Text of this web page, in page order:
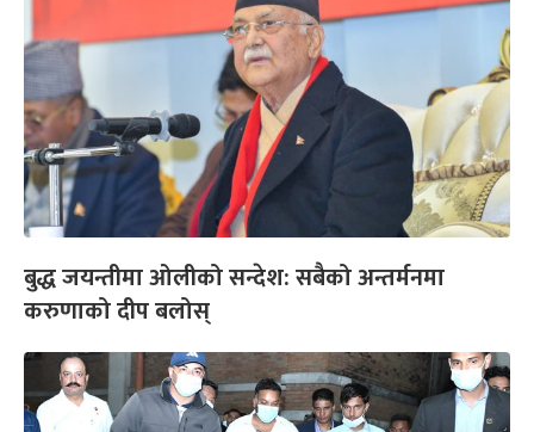
बुद्ध जयन्तीमा ओलीको सन्देश: सबैको अन्तर्मनमा
करुणाको दीप बलोस्